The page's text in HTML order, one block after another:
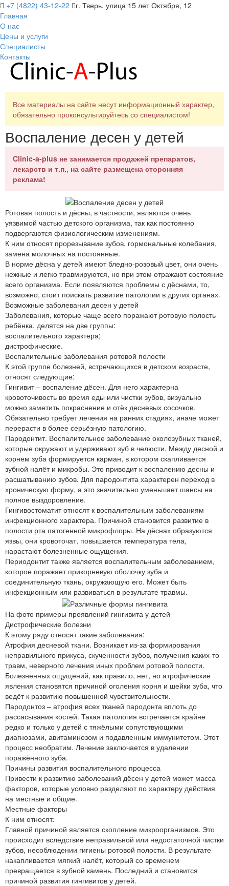
+7 (4822) 43-12-22
г. Тверь, улица 15 лет Октября, 12
Главная
О нас
Цены и услуги
Специалисты
Контакты
Все материалы на сайте несут информационный характер,
обязательно проконсультируйтесь со специалистом!
Воспаление десен у детей
Clinic-a-plus не занимается продажей препаратов,
лекарств и т.п., на сайте размещена сторонняя
реклама!
Ротовая полость и дёсны, в частности, являются очень
уязвимой частью детского организма, так как постоянно
подвергаются физиологическим изменениям.
К ним относят прорезывание зубов, гормональные колебания,
замена молочных на постоянные.
В норме дёсна у детей имеют бледно-розовый цвет, они очень
нежные и легко травмируются, но при этом отражают состояние
всего организма. Если появляются проблемы с дёснами, то,
возможно, стоит поискать развитие патологии в других органах.
Возможные заболевания десен у детей
Заболевания, которые чаще всего поражают ротовую полость
ребёнка, делятся на две группы:
воспалительного характера;
дистрофические.
Воспалительные заболевания ротовой полости
К этой группе болезней, встречающихся в детском возрасте,
относят следующие:
Гингивит – воспаление дёсен. Для него характерна
кровоточивость во время еды или чистки зубов, визуально
можно заметить покраснение и отёк десневых сосочков.
Обязательно требует лечения на ранних стадиях, иначе может
перерасти в более серьёзную патологию.
Пародонтит. Воспалительное заболевание околозубных тканей,
которые окружают и удерживают зуб в челюсти. Между десной и
корнем зуба формируется карман, в котором скапливается
зубной налёт и микробы. Это приводит к воспалению десны и
расшатыванию зубов. Для пародонтита характерен переход в
хроническую форму, а это значительно уменьшает шансы на
полное выздоровление.
Гингивостоматит относят к воспалительным заболеваниям
инфекционного характера. Причиной становится развитие в
полости рта патогенной микрофлоры. На дёснах образуются
язвы, они кровоточат, повышается температура тела,
нарастают болезненные ощущения.
Периодонтит также является воспалительным заболеванием,
которое поражает прикорневую оболочку зуба и
соединительную ткань, окружающую его. Может быть
инфекционным или развиваться в результате травмы.
На фото примеры проявлений гингивита у детей
Дистрофические болезни
К этому ряду относят такие заболевания:
Атрофия десневой ткани. Возникает из-за формирования
неправильного прикуса, скученности зубов, получения каких-то
травм, неверного лечения иных проблем ротовой полости.
Болезненных ощущений, как правило, нет, но атрофические
явления становятся причиной оголения корня и шейки зуба, что
ведёт к развитию повышенной чувствительности.
Пародонтоз – атрофия всех тканей пародонта вплоть до
рассасывания костей. Такая патология встречается крайне
редко и только у детей с тяжёлыми сопутствующими
диагнозами, авитаминозом и подавленным иммунитетом. Этот
процесс необратим. Лечение заключается в удалении
поражённого зуба.
Причины развития воспалительного процесса
Привести к развитию заболеваний дёсен у детей может масса
факторов, которые условно разделяют по характеру действия
на местные и общие.
Местные факторы
К ним относят:
Главной причиной является скопление микроорганизмов. Это
происходит вследствие неправильной или недостаточной чистки
зубов, несоблюдении гигиены ротовой полости. В результате
накапливается мягкий налёт, который со временем
превращается в зубной камень. Последний и становится
причиной развития гингивитов у детей.